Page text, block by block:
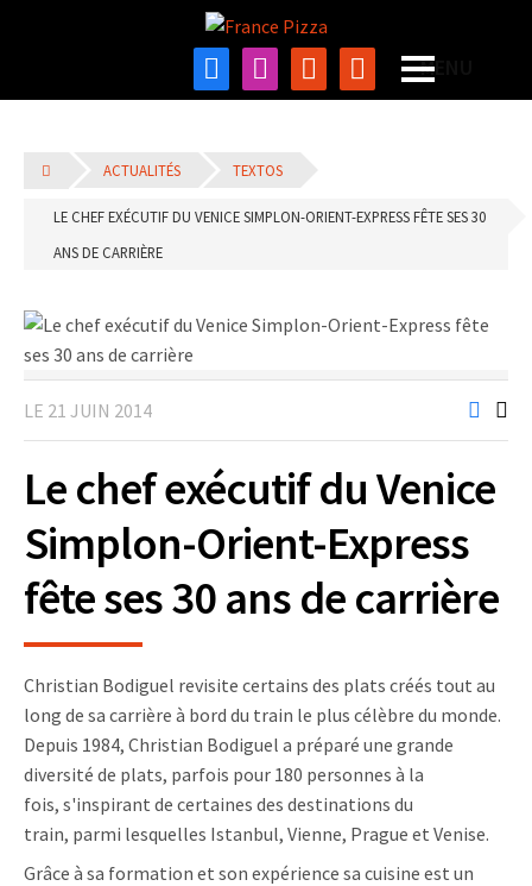
ACTUALITÉS TEXTOS
LE CHEF EXÉCUTIF DU VENICE SIMPLON-ORIENT-EXPRESS FÊTE SES 30
ANS DE CARRIÈRE
LE 21 JUIN 2014
Le chef exécutif du Venice
Simplon-Orient-Express
fête ses 30 ans de carrière
Christian Bodiguel revisite certains des plats créés tout au
long de sa carrière à bord du train le plus célèbre du monde.
Depuis 1984, Christian Bodiguel a préparé une grande
diversité de plats, parfois pour 180 personnes à la
fois, s'inspirant de certaines des destinations du
train, parmi lesquelles Istanbul, Vienne, Prague et Venise.
Grâce à sa formation et son expérience sa cuisine est un